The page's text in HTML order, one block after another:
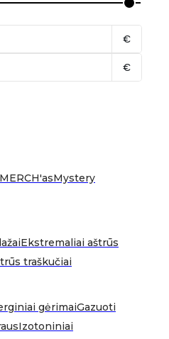
€
€
MERCH'asMystery
Ekstremaliai aštrūs
traškučiai
gėrimaiGazuoti
Izotoniniai